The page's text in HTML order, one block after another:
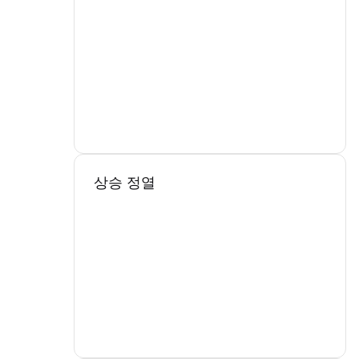
상승 정열